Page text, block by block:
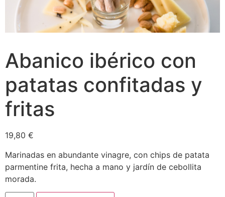
Abanico ibérico con
patatas confitadas y
fritas
19,80 €
Marinadas en abundante vinagre, con chips de patata
parmentine frita, hecha a mano y jardín de cebollita
morada.